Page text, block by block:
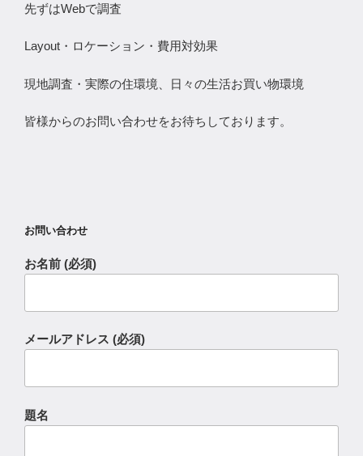
先ずはWebで調査
Layout・ロケーション・費用対効果
現地調査・実際の住環境、日々の生活お買い物環境
皆様からのお問い合わせをお待ちしております。
お問い合わせ
お名前 (必須)
メールアドレス (必須)
題名